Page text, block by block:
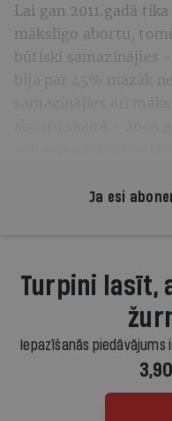
Lai gan 2011.gadā
mākslīgo abortu,
būtiski samazinājies
bija par 45% mazāk
Ja esi
Turpini lasīt,
Iepazīšanās